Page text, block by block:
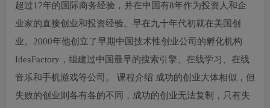
超过17年的国际商务经验，并在中国有8年作为投资人和企
业家的直接创业和投资经验。早在九十年代初就在美国创
业。2000年他创立了早期中国技术性创业公司的孵化机构
IdeaFactory，组建过中国最早的搜索引擎、在线学习、在线
音乐和手机游戏等公司。 课程介绍 成功的创业大体相似，但
失败的创业则各有各的不同，成功的创业无法复制，只有失